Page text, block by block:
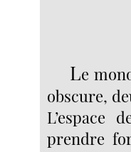
Le
obscure,
L’espace
prendre